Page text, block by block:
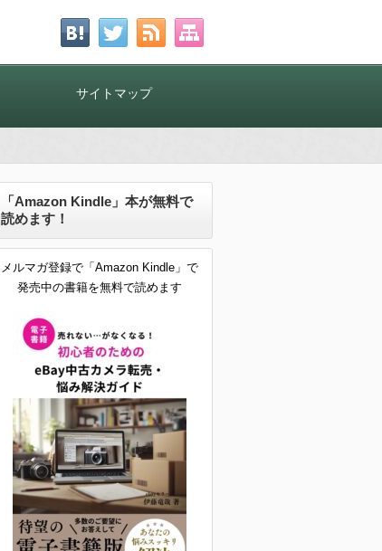
サイトマップ
「Amazon Kindle」本が無料で
読めます！
メルマガ登録で「Amazon Kindle」で
発売中の書籍を無料で読めます